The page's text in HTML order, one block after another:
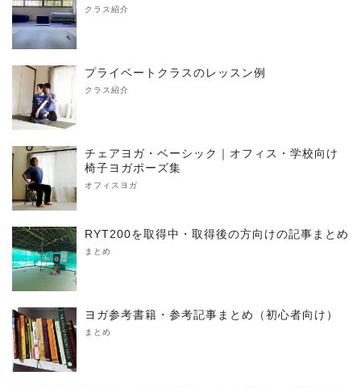
クラス紹介
プライベートクラスのレッスン例
クラス紹介
チェアヨガ・ベーシック｜オフィス・学校向け
椅子ヨガポーズ集
オフィスヨガ
RYT200を取得中・取得後の方向けの記事まとめ
まとめ
ヨガ参考書籍・参考記事まとめ（初心者向け）
まとめ